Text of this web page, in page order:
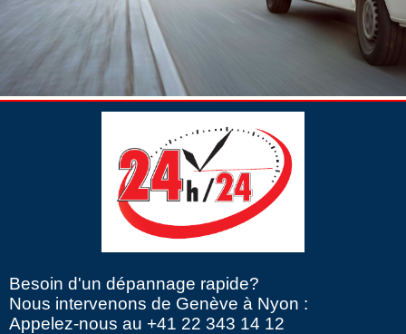
Besoin d'un dépannage rapide?
Nous intervenons de Genève à Nyon :
Appelez-nous au +41 22 343 14 12